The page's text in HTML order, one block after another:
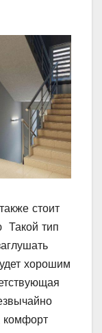
стоит
Такой тип
хорошим
комфорт